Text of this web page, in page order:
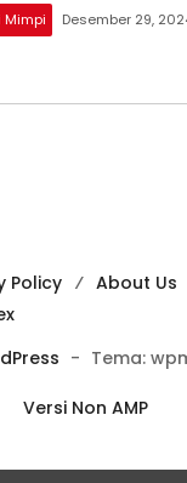
Mimpi Desember 29,
Policy
About Us
- Tema:
Versi Non AMP